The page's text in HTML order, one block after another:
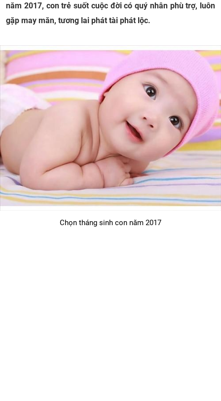
năm 2017, con trẻ suốt cuộc đời có quý nhân phù trợ, luôn
gặp may măn, tương lai phát tài phát lộc.
Chọn tháng sinh con năm 2017